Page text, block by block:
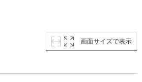
画面サイズで表示